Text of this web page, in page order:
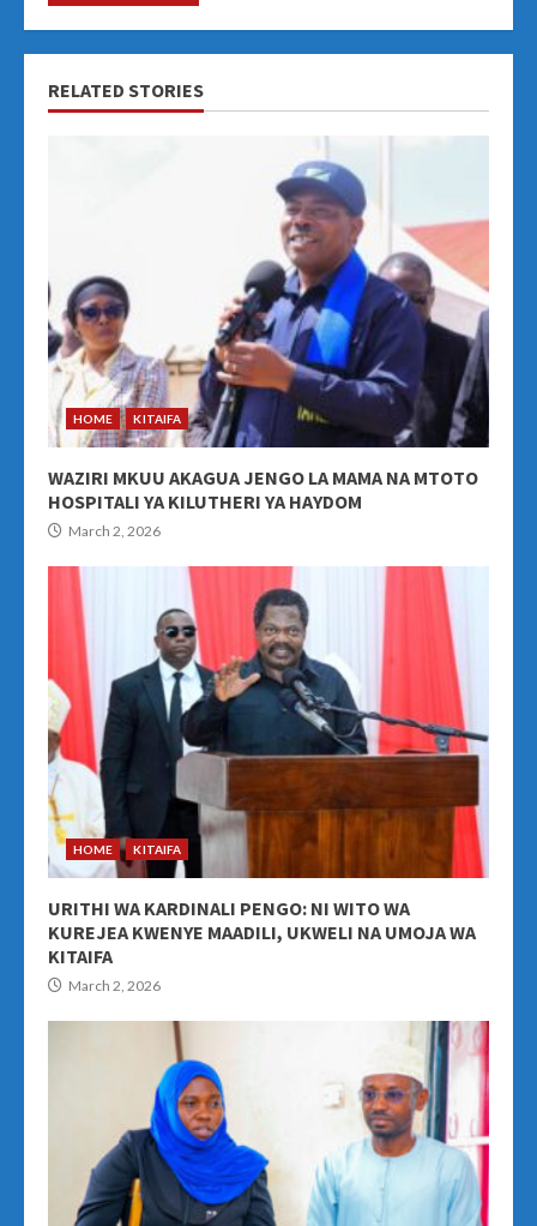
RELATED STORIES
HOME KITAIFA
WAZIRI MKUU AKAGUA JENGO LA MAMA NA MTOTO
HOSPITALI YA KILUTHERI YA HAYDOM
March 2, 2026
HOME KITAIFA
URITHI WA KARDINALI PENGO: NI WITO WA
KUREJEA KWENYE MAADILI, UKWELI NA UMOJA WA
KITAIFA
March 2, 2026